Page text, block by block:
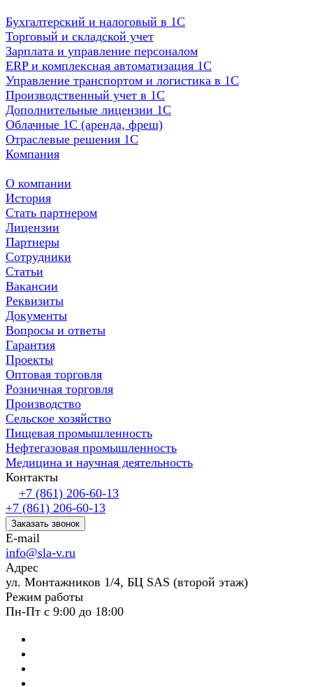
Бухгалтерский и налоговый в 1С
Торговый и складской учет
Зарплата и управление персоналом
ERP и комплексная автоматизация 1С
Управление транспортом и логистика в 1С
Производственный учет в 1С
Дополнительные лицензии 1С
Облачные 1С (аренда, фреш)
Отраслевые решения 1С
Компания
О компании
История
Стать партнером
Лицензии
Партнеры
Сотрудники
Статьи
Вакансии
Реквизиты
Документы
Вопросы и ответы
Гарантия
Проекты
Оптовая торговля
Розничная торговля
Производство
Сельское хозяйство
Пищевая промышленность
Нефтегазовая промышленность
Медицина и научная деятельность
Контакты
+7 (861) 206-60-13
+7 (861) 206-60-13
Заказать звонок
E-mail
info@sla-v.ru
Адрес
ул. Монтажников 1/4, БЦ SAS (второй этаж)
Режим работы
Пн-Пт с 9:00 до 18:00